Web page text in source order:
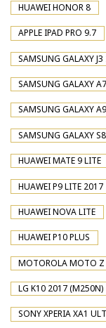
HUAWEI HONOR 8
APPLE IPAD PRO 9.7
SAMSUNG GALAXY
SAMSUNG GALAXY
SAMSUNG GALAXY
SAMSUNG GALAXY
HUAWEI MATE 9 LITE
HUAWEI P9 LITE 2017
HUAWEI NOVA LITE
HUAWEI P10 PLUS
MOTOROLA MOTO
LG K10 2017 (M250N)
SONY XPERIA XA1